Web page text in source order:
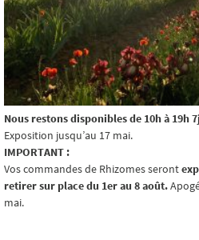
Nous restons disponibles de 10h à 19h
Exposition jusqu’au 17 mai.
IMPORTANT :
Vos commandes de Rhizomes seront
retirer sur place du 1er au 8 août.
mai.